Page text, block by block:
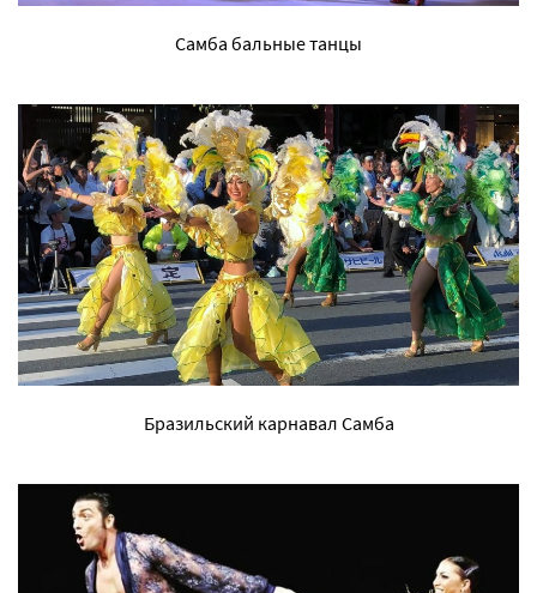
Самба бальные танцы
Бразильский карнавал Самба